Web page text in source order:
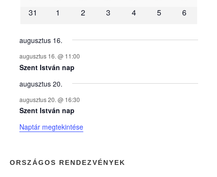
n
y
e
k
n
a
p
31
1 2 3 4 5 6
augusztus 16.
augusztus 16. @ 11:00
Szent István nap
augusztus 20.
augusztus 20. @ 16:30
Szent István nap
Naptár megtekintése
ORSZÁGOS RENDEZVÉNYEK